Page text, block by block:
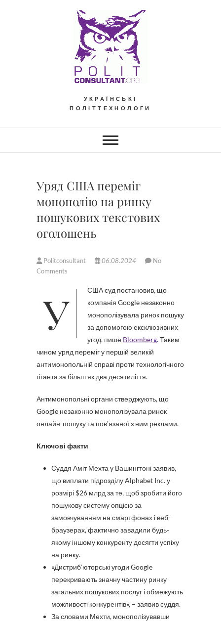
УКРАЇНСЬКІ
ПОЛІТТЕХНОЛОГИ
Уряд США переміг
монополію на ринку
пошукових текстових
оголошень
Politconsultant 06.08.2024
No
Comments
У США суд постановив, що
компанія Google незаконно
монополізувала ринок пошуку
за допомогою ексклюзивних
угод, пише Bloomberg. Таким
чином уряд переміг у першій великій
антимонопольній справі проти технологічного
гіганта за більш як два десятиліття.
Антимонопольні органи стверджують, що
Google незаконно монополізувала ринок
онлайн-пошуку та повʼязаної з ним реклами.
Ключові факти
Суддя Аміт Мехта у Вашингтоні заявив,
що виплати підрозділу Alphabet Inc. у
розмірі $26 млрд за те, щоб зробити його
пошукову систему опцією за
замовчуванням на смартфонах і веб-
браузерах, фактично завадили будь-
якому іншому конкуренту досягти успіху
на ринку.
«Дистрибʼюторські угоди Google
перекривають значну частину ринку
загальних пошукових послуг і обмежують
можливості конкурентів», – заявив суддя.
За словами Мехти, монополізувавши